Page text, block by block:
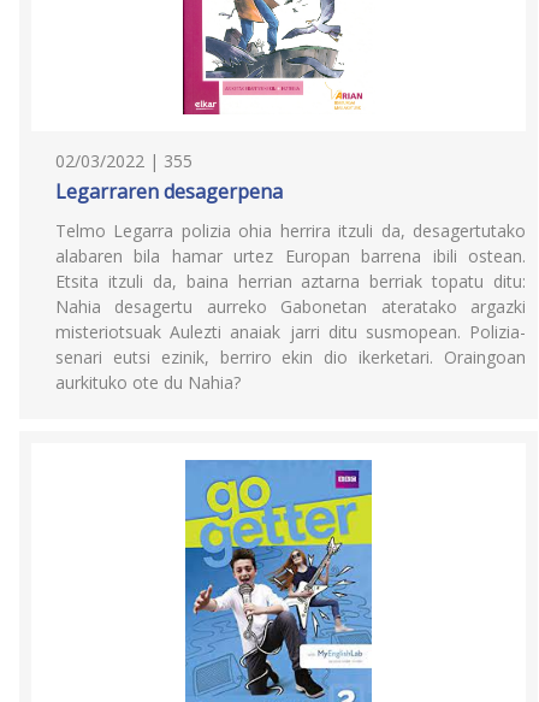
02/03/2022 | 355
Legarraren desagerpena
Telmo Legarra polizia ohia herrira itzuli da, desagertutako
alabaren bila hamar urtez Europan barrena ibili ostean.
Etsita itzuli da, baina herrian aztarna berriak topatu ditu:
Nahia desagertu aurreko Gabonetan ateratako argazki
misteriotsuak Aulezti anaiak jarri ditu susmopean. Polizia-
senari eutsi ezinik, berriro ekin dio ikerketari. Oraingoan
aurkituko ote du Nahia?